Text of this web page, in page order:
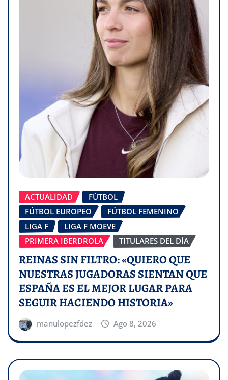
ACTUALIDAD
FÚTBOL
FÚTBOL EUROPEO
FÚTBOL FEMENINO
LIGA F
LIGA F MOEVE
PRIMERA IBERDROLA
TITULARES DEL DÍA
REINAS SIN FILTRO: «QUIERO QUE
NUESTRAS JUGADORAS SIENTAN QUE
ESPAÑA ES EL MEJOR LUGAR PARA
SEGUIR HACIENDO HISTORIA»
manulopezfdez Ago 8, 2026